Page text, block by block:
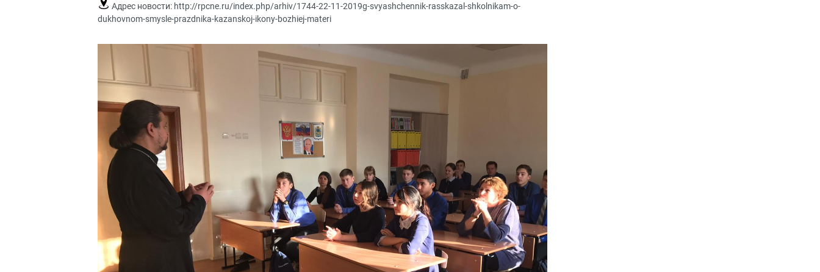
Адрес новости: http://rpcne.ru/index.php/arhiv/1744-22-11-2019g-svyashchennik-rasskazal-shkolnikam-o-
dukhovnom-smysle-prazdnika-kazanskoj-ikony-bozhiej-materi